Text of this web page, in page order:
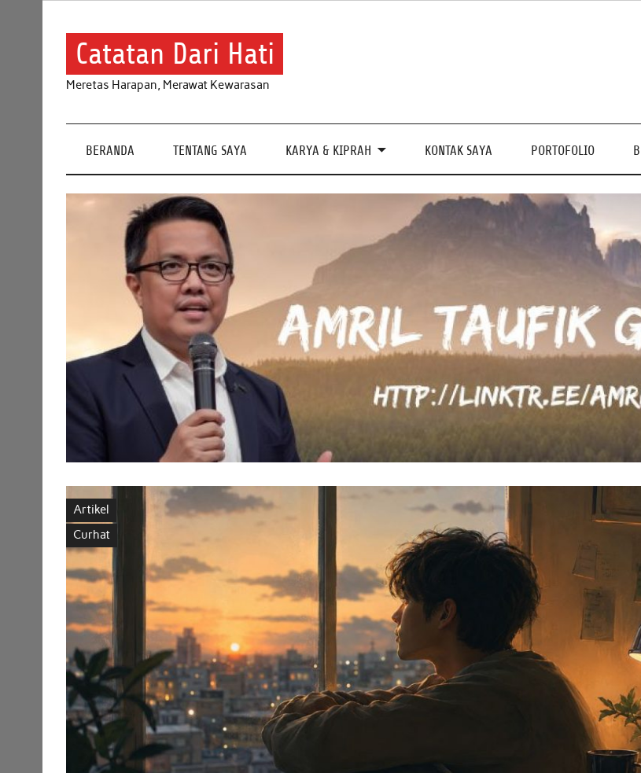
Catatan Dari Hati
Meretas Harapan, Merawat Kewarasan
BERANDA TENTANG SAYA KARYA & KIPRAH KONTAK SAYA PORTOFOLIO
Artikel
Curhat